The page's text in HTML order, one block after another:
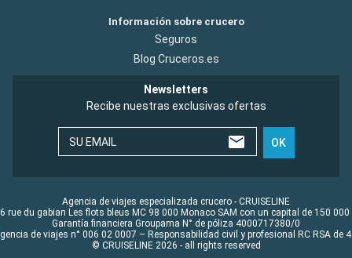
Información sobre crucero
Seguros
Blog Cruceros.es
Newsletters
Recibe nuestras exclusivas ofertas
SU EMAIL OK
Agencia de viajes especializada crucero - CRUISELINE
rue du gabian Les flots bleus MC 98 000 Monaco SAM con un capital de 150 000
Garantía financiera Groupama N° de póliza 4000717380/0
de viajes n° 006 02 0007 – Responsabilidad civil y profesional RC RSA de
© CRUISELINE 2026 - all rights reserved